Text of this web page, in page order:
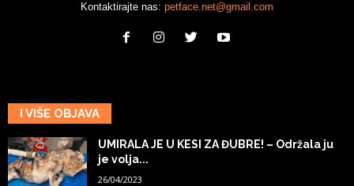
Kontaktirajte nas: petface.net@gmail.com
I VIŠE OBJAVA
UMIRALA JE U KESI ZA ĐUBRE! – Održala ju
je volja...
26/04/2023